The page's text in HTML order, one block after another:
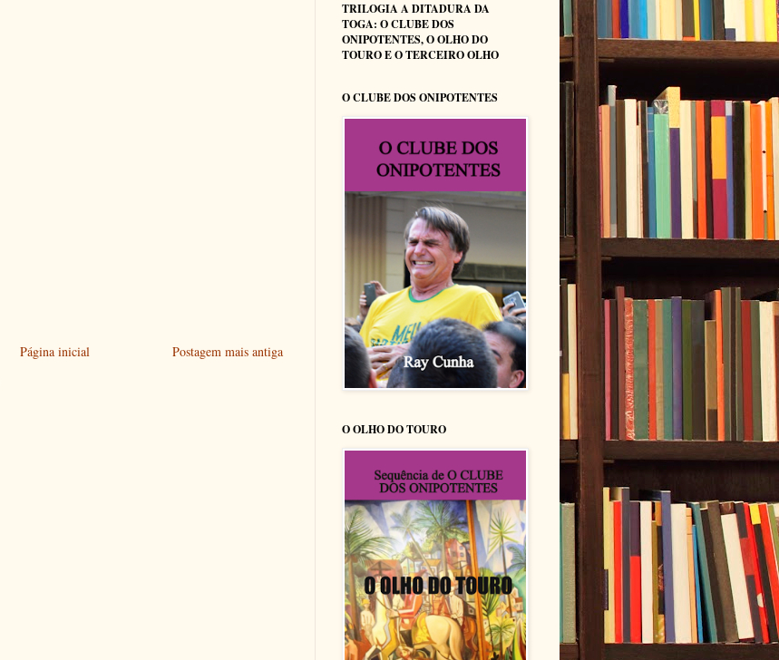
Postagem mais antiga
Página inicial
TRILOGIA A DITADURA DA
TOGA: O CLUBE DOS
ONIPOTENTES, O OLHO DO
TOURO E O TERCEIRO OLHO
O CLUBE DOS ONIPOTENTES
O OLHO DO TOURO